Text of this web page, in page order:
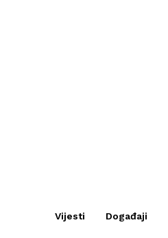
Vijesti Događaji